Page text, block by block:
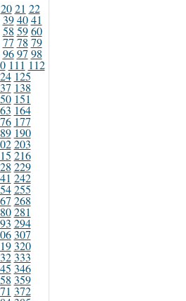
20 21 22
39 40 41
58 59 60
77 78 79
96 97 98
111 112
125
138
151
164
177
190
203
216
229
242
255
268
281
294
307
320
333
346
359
372